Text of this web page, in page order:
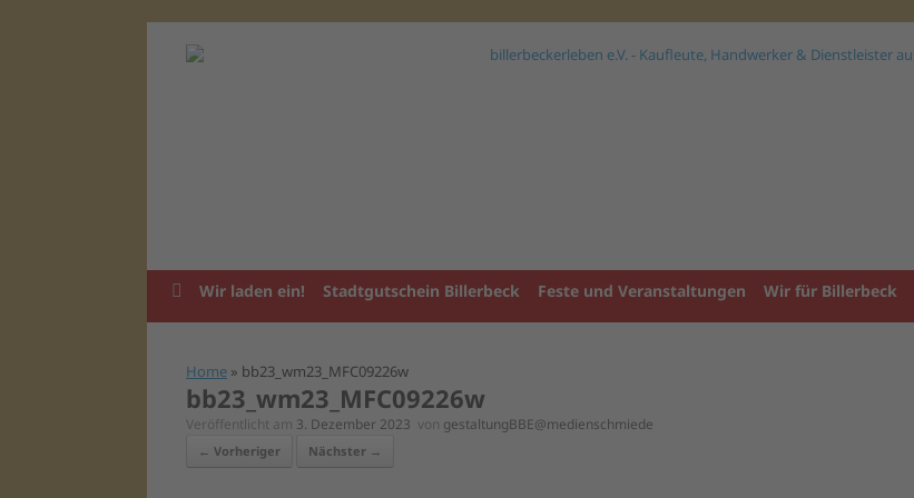
Wir laden ein! Stadtgutschein Billerbeck Feste und Veranstaltungen Wir für Billerbeck
Home » bb23_wm23_MFC09226w
bb23_wm23_MFC09226w
Veröffentlicht am 3. Dezember 2023 von gestaltungBBE@medienschmiede
← Vorheriger Nächster →